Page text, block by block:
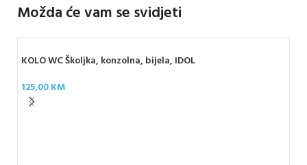
Možda će vam se svidjeti
KOLO WC Školjka, konzolna, bijela, IDOL
125,00KM